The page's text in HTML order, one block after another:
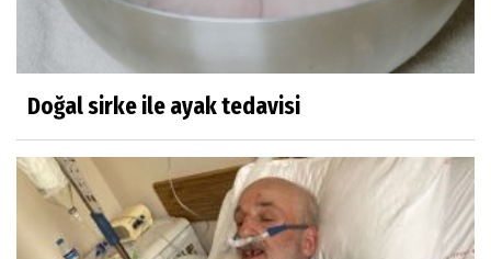
Doğal sirke ile ayak tedavisi